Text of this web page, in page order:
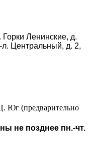
Ленинские, д.
Центральный, д. 2,
Юг (предварительно
не позднее пн.-чт.